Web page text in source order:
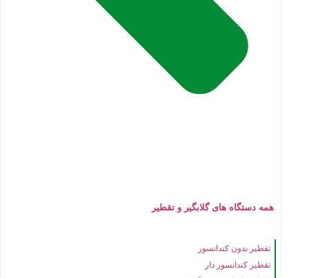
همه دستگاه های گلابگیر و تقطیر
تقطیر بدون کندانسور
تقطیر کندانسور دار